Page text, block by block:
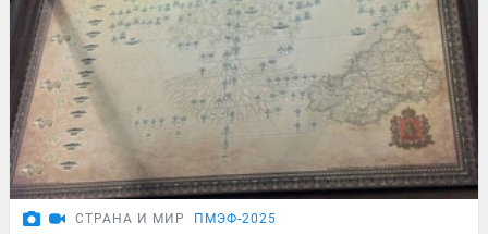
СТРАНА И МИР ПМЭФ-2025